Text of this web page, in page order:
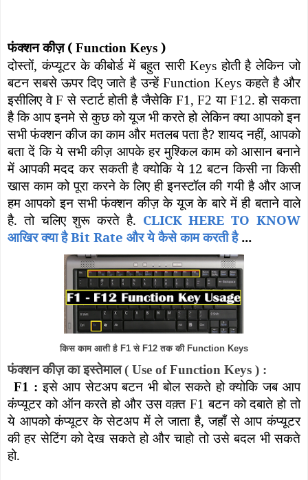
फंक्शन कीज़ ( Function Keys )
दोस्तों,कंप्यूटर के कीबोर्ड में बहुत सारी Keys होती है लेकिन जो
बटन सबसे ऊपर दिए जाते है उन्हें Function Keys कहते है और
इसीलिए वे F से स्टार्ट होती है जैसेकि F1, F2 या F12. हो सकता
है कि आप इनमे से कुछ को यूज भी करते हो लेकिन क्या आपको इन
सभी फंक्शन कीज का काम और मतलब पता है?शायद नहीं,आपको
बता दें कि ये सभी कीज़ आपके हर मुश्किल काम को आसान बनाने
में आपकी मदद कर सकती है क्योकि ये 12 बटन किसी ना किसी
खास काम को पूरा करने के लिए ही इनस्टॉल की गयी है और आज
हम आपको इन सभी फंक्शन कीज़ के यूज के बारे में ही बताने वाले
है. तो चलिए शुरू करते है. CLICK HERE TO KNOW
आखिर क्या है Bit Rate और ये कैसे काम करती है...
किस काम आती है F1 से F12 तक की Function Keys
फंक्शन कीज़ का इस्तेमाल ( Use of Function Keys ) :
F1 : इसे आप सेटअप बटन भी बोल सकते हो क्योकि जब आप
कंप्यूटर को ऑन करते हो और उस वक़्त F1 बटन को दबाते हो तो
ये आपको कंप्यूटर के सेटअप में ले जाता है,जहाँ से आप कंप्यूटर
की हर सेटिंग को देख सकते हो और चाहो तो उसे बदल भी सकते
हो.